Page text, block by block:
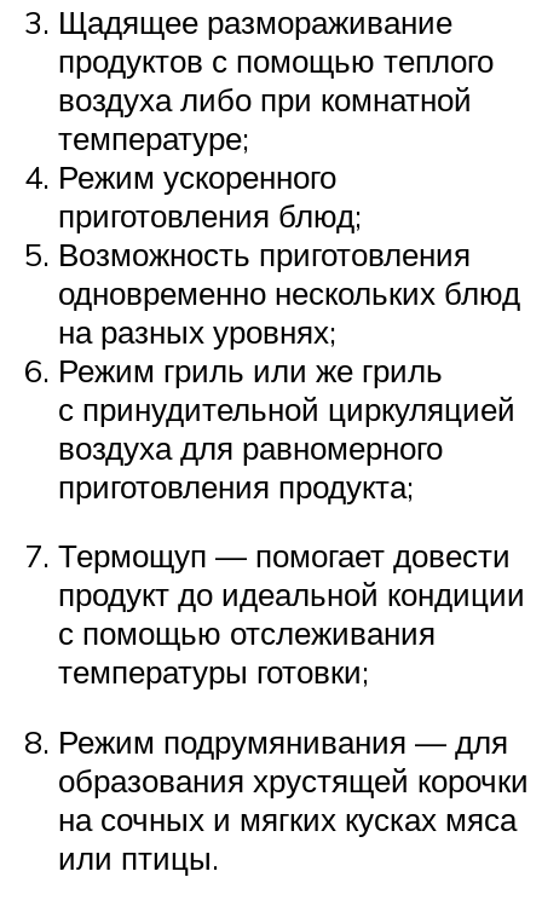
Щадящее размораживание
продуктов с помощью теплого
воздуха либо при комнатной
температуре;
Режим ускоренного
приготовления блюд;
Возможность приготовления
одновременно нескольких блюд
на разных уровнях;
Режим гриль или же гриль
с принудительной циркуляцией
воздуха для равномерного
приготовления продукта;
Термощуп — помогает довести
продукт до идеальной кондиции
с помощью отслеживания
температуры готовки;
Режим подрумянивания — для
образования хрустящей корочки
на сочных и мягких кусках мяса
или птицы.